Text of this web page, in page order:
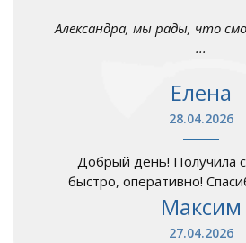
Александра, мы рады, что
...
Елена
28.04.2026
Добрый день! Получила
быстро, оперативно!
Максим
27.04.2026